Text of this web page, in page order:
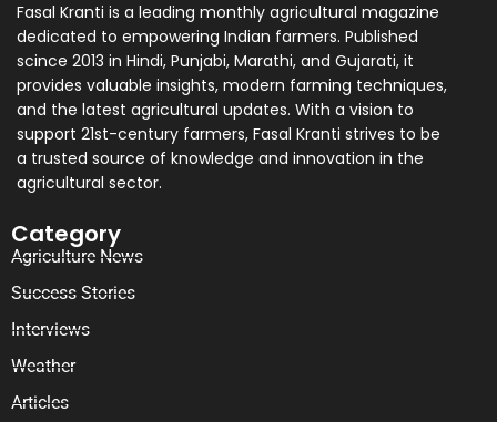
Fasal Kranti is a leading monthly agricultural magazine
dedicated to empowering Indian farmers. Published
scince 2013 in Hindi, Punjabi, Marathi, and Gujarati, it
provides valuable insights, modern farming techniques,
and the latest agricultural updates. With a vision to
support 21st-century farmers, Fasal Kranti strives to be
a trusted source of knowledge and innovation in the
agricultural sector.
Category
Agriculture News
Success Stories
Interviews
Weather
Articles